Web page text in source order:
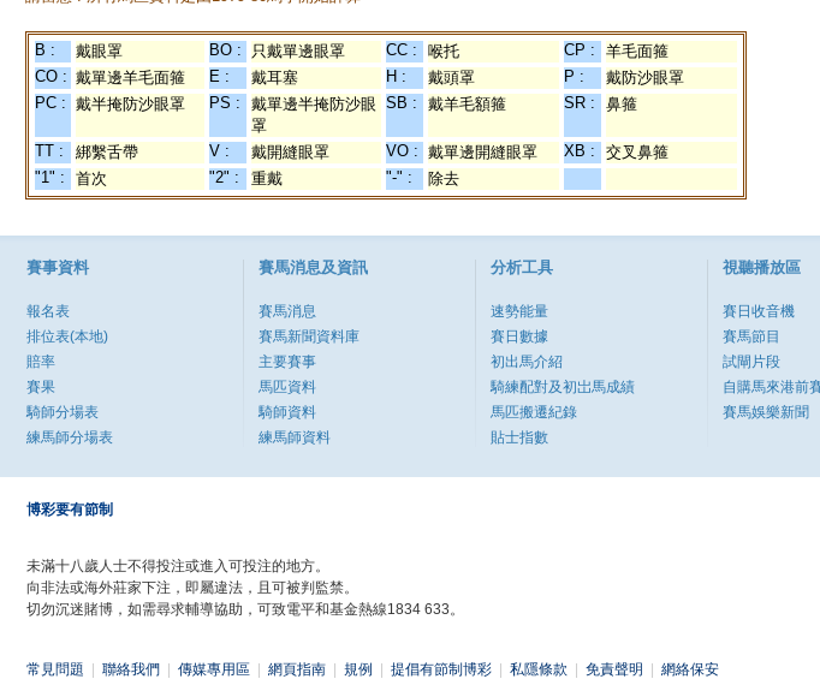
B : 戴眼罩 BO : 只戴單邊眼罩 CC : 喉托 CP :
羊毛面箍
CO : 戴單邊羊毛面箍 E : 戴耳塞 H : 戴頭罩 P :
戴防沙眼罩
PC : 戴半掩防沙眼罩 PS :
戴單邊半掩防沙眼
罩
SB : 戴羊毛額箍 SR : 鼻箍
TT : 綁繫舌帶 V : 戴開縫眼罩 VO : 戴單邊開縫眼罩 XB :
交叉鼻箍
"1" :
首次 "2" : 重戴 "-" : 除去
賽事資料
報名表
排位表(本地)
賠率
賽果
騎師分場表
練馬師分場表
賽馬消息及資訊
賽馬消息
賽馬新聞資料庫
主要賽事
馬匹資料
騎師資料
練馬師資料
分析工具
速勢能量
賽日數據
初出馬介紹
騎練配對及初岀馬成績
馬匹搬遷紀錄
貼士指數
視聽播放區
賽日收音機
賽馬節目
試閘片段
自購馬來港前
賽馬娛樂新聞
博彩要有節制
未滿十八歲人士不得投注或進入可投注的地方。
向非法或海外莊家下注，即屬違法，且可被判監禁。
切勿沉迷賭博，如需尋求輔導協助，可致電平和基金熱線1834 633。
常見問題 聯絡我們 傳媒專用區 網頁指南 規例 提倡有節制博彩 私隱條款 免責聲明 網絡保安